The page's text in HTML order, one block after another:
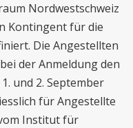
Nordwestschweiz
Kontingent für die
Die Angestellten
der Anmeldung den
und 2. September
für Angestellte
Institut für